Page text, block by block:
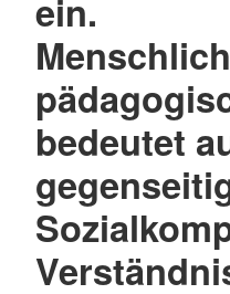
ein.
bedeutet